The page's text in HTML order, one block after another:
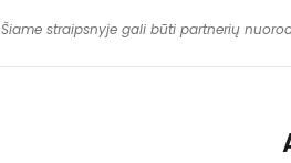
Šiame straipsnyje gali būti partnerių